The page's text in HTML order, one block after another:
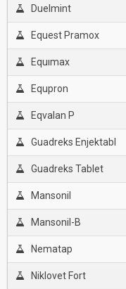
Duelmint
Equest Pramox
Equımax
Equpron
Eqvalan P
Guadreks Enjektabl
Guadreks Tablet
Mansonil
Mansonil-B
Nematap
Niklovet Fort